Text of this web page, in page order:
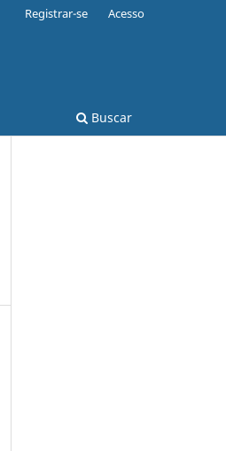
Buscar
Registrar-se Acesso